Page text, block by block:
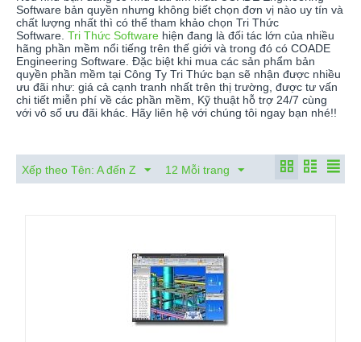
Software bản quyền nhưng không biết chọn đơn vị nào uy tín và
chất lượng nhất thì có thể tham khảo chọn Tri Thức
Software. Tri Thức Software hiện đang là đối tác lớn của nhiều
hãng phần mềm nổi tiếng trên thế giới và trong đó có COADE
Engineering Software. Đặc biệt khi mua các sản phẩm bản
quyền phần mềm tại Công Ty Tri Thức bạn sẽ nhận được nhiều
ưu đãi như: giá cả cạnh tranh nhất trên thị trường, được tư vấn
chi tiết miễn phí về các phần mềm, Kỹ thuật hỗ trợ 24/7 cùng
với vô số ưu đãi khác. Hãy liên hệ với chúng tôi ngay bạn nhé!!
Xếp theo Tên: A đến Z 12 Mỗi trang